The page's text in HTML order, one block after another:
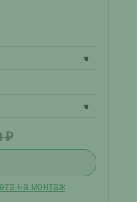
▾
▾
₽
на монтаж